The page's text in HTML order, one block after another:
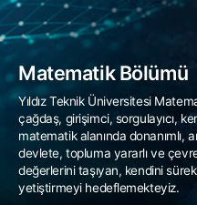
Matematik Bölümü
Yıldız Teknik Üniversitesi
çağdaş, girişimci, sorgulayıcı,
matematik alanında donanımlı,
devlete, topluma yararlı ve
değerlerini taşıyan, kendini
yetiştirmeyi hedeflemekteyiz.